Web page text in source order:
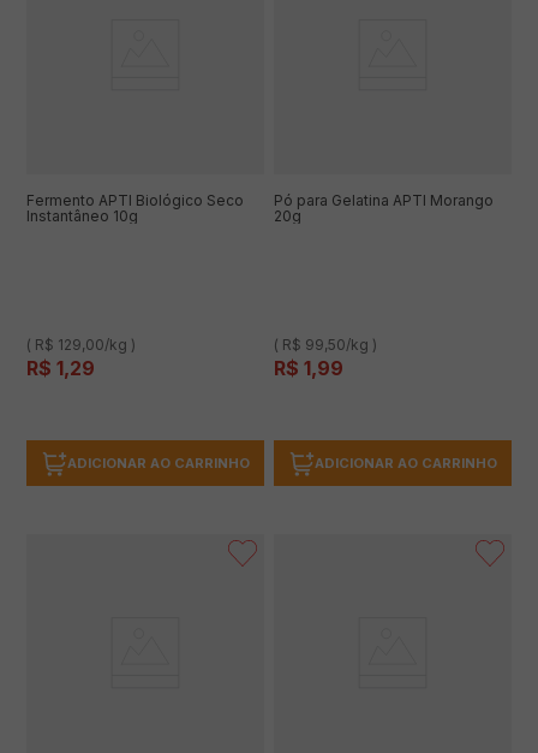
Fermento APTI Biológico Seco
Instantâneo 10g
( R$ 129,00/kg )
R$ 1,29
ADICIONAR AO CARRINHO
Pó para Gelatina APTI Morango
20g
( R$ 99,50/kg )
R$ 1,99
ADICIONAR AO CARRINHO